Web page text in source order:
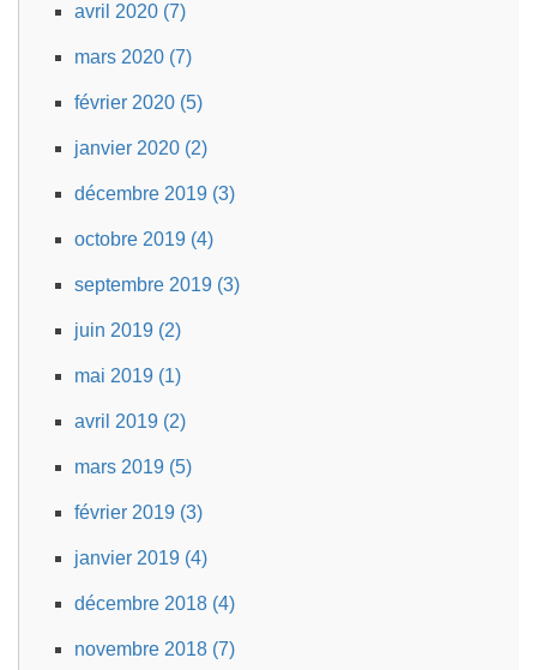
avril 2020 (7)
mars 2020 (7)
février 2020 (5)
janvier 2020 (2)
décembre 2019 (3)
octobre 2019 (4)
septembre 2019 (3)
juin 2019 (2)
mai 2019 (1)
avril 2019 (2)
mars 2019 (5)
février 2019 (3)
janvier 2019 (4)
décembre 2018 (4)
novembre 2018 (7)